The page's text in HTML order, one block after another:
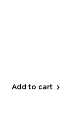
Add to cart